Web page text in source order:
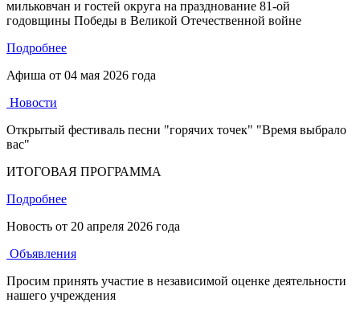
мильковчан и гостей округа на празднование 81-ой
годовщины Победы в Великой Отечественной войне
Подробнее
Афиша от 04 мая 2026 года
Новости
Открытый фестиваль песни "горячих точек" "Время выбрало
вас"
ИТОГОВАЯ ПРОГРАММА
Подробнее
Новость от 20 апреля 2026 года
Объявления
Просим принять участие в независимой оценке деятельности
нашего учреждения